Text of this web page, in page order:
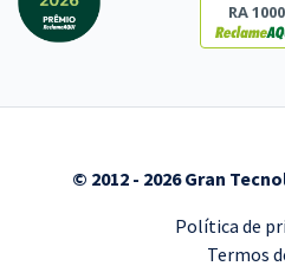
RA 1000
© 2012 - 2026 Gran
Política de
Termos